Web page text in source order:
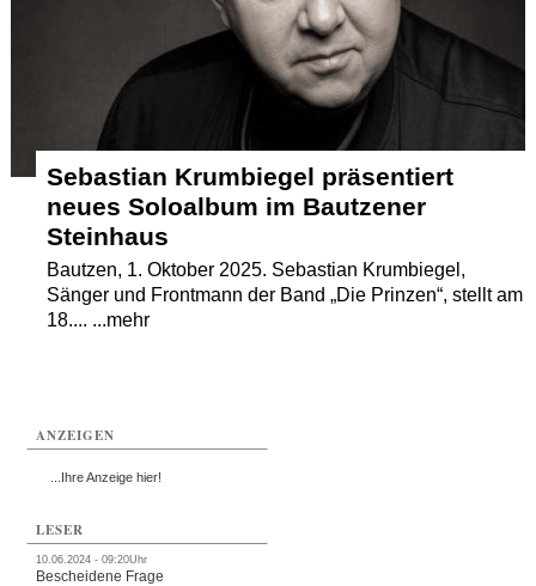
Sebastian Krumbiegel präsentiert
neues Soloalbum im Bautzener
Steinhaus
Bautzen, 1. Oktober 2025. Sebastian Krumbiegel,
Sänger und Frontmann der Band „Die Prinzen“, stellt am
18.... ...mehr
ANZEIGEN
...Ihre Anzeige hier!
LESER
10.06.2024 - 09:20Uhr
Bescheidene Frage